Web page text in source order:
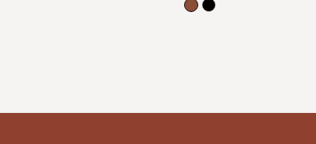
Luggage
Noir